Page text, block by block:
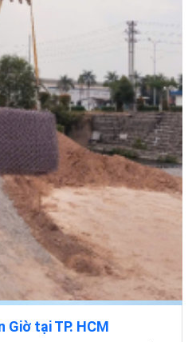
Giờ tại TP. HCM